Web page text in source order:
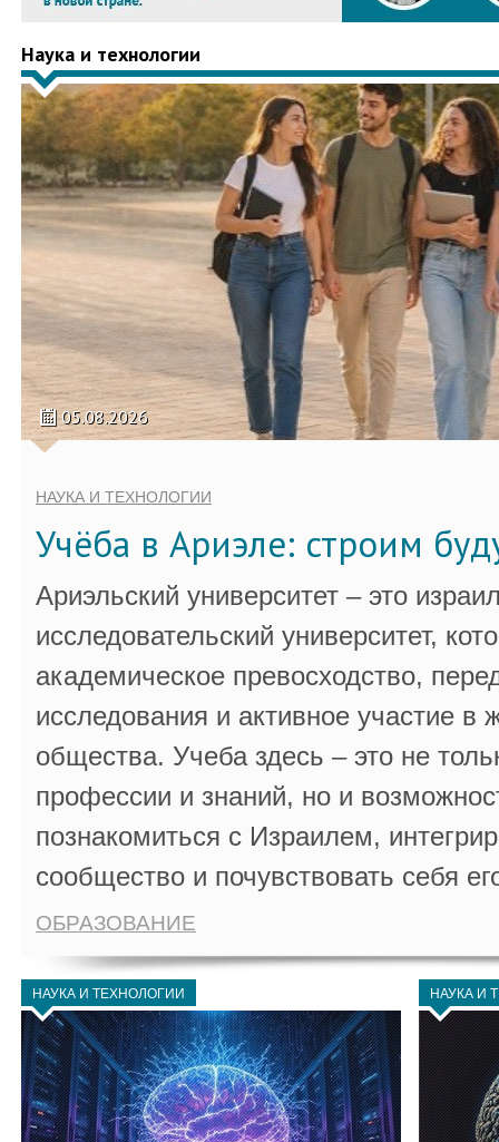
Наука и технологии
05.08.2026
НАУКА И ТЕХНОЛОГИИ
Учёба в Ариэле: строим
Ариэльский университет – это
исследовательский университет,
академическое превосходство,
исследования и активное участие в
общества. Учеба здесь – это не
профессии и знаний, но и
познакомиться с Израилем,
сообщество и почувствовать себя
ОБРАЗОВАНИЕ
НАУКА И ТЕХНОЛОГИИ НАУКА И